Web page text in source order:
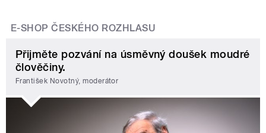
E-SHOP ČESKÉHO ROZHLASU
Přijměte pozvání na úsměvný doušek moudré
člověčiny.
František Novotný, moderátor